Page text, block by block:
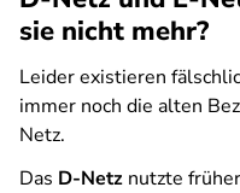
sie nicht mehr?
Leider existieren
immer noch die alten
Netz.
Das D-Netz nutzte